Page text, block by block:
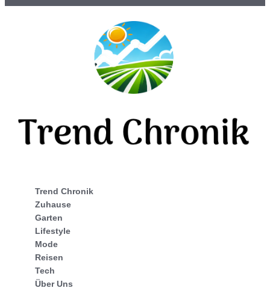
Trend Chronik
Zuhause
Garten
Lifestyle
Mode
Reisen
Tech
Über Uns